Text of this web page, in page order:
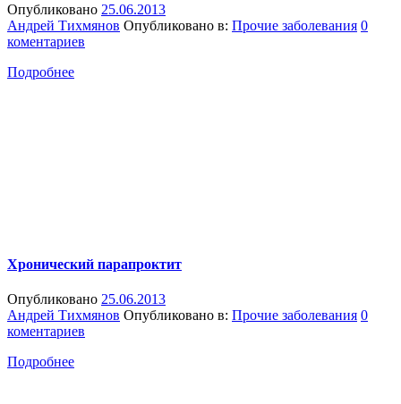
Опубликовано 25.06.2013
Андрей Тихмянов Опубликовано в: Прочие заболевания 0
коментариев
Подробнее
Хронический парапроктит
Опубликовано 25.06.2013
Андрей Тихмянов Опубликовано в: Прочие заболевания 0
коментариев
Подробнее